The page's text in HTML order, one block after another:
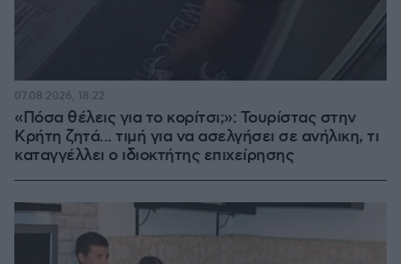
«Πόσα θέλεις για το κορίτσι;»: Τουρίστας στην
Κρήτη ζητά... τιμή για να ασελγήσει σε ανήλικη, τι
καταγγέλλει ο ιδιοκτήτης επιχείρησης
07.08.2026, 18:22